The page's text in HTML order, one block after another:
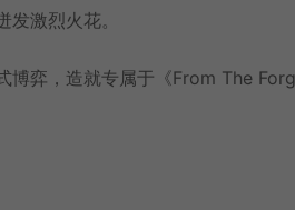
激烈火花。
博弈，造就专属于《From The